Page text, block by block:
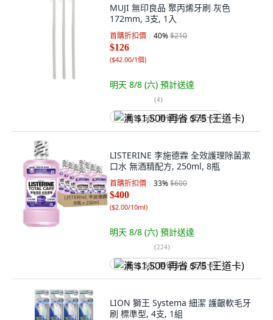
MUJI 無印良品 聚丙烯牙刷 灰色
172mm, 3支, 1入
首購折扣價 40%$210
$126
($42.00/1個)
明天 8/8 (六) 預計送達
(4)
满 $1,500 再省 $75 (王道卡)
LISTERINE 李施德霖 全效護理除菌漱
口水 無酒精配方, 250ml, 8瓶
首購折扣價 33%$600
$400
($2.00/10ml)
明天 8/8 (六) 預計送達
(224)
满 $1,500 再省 $75 (王道卡)
LION 獅王 Systema 細潔 護齦軟毛牙
刷 標準型, 4支, 1組